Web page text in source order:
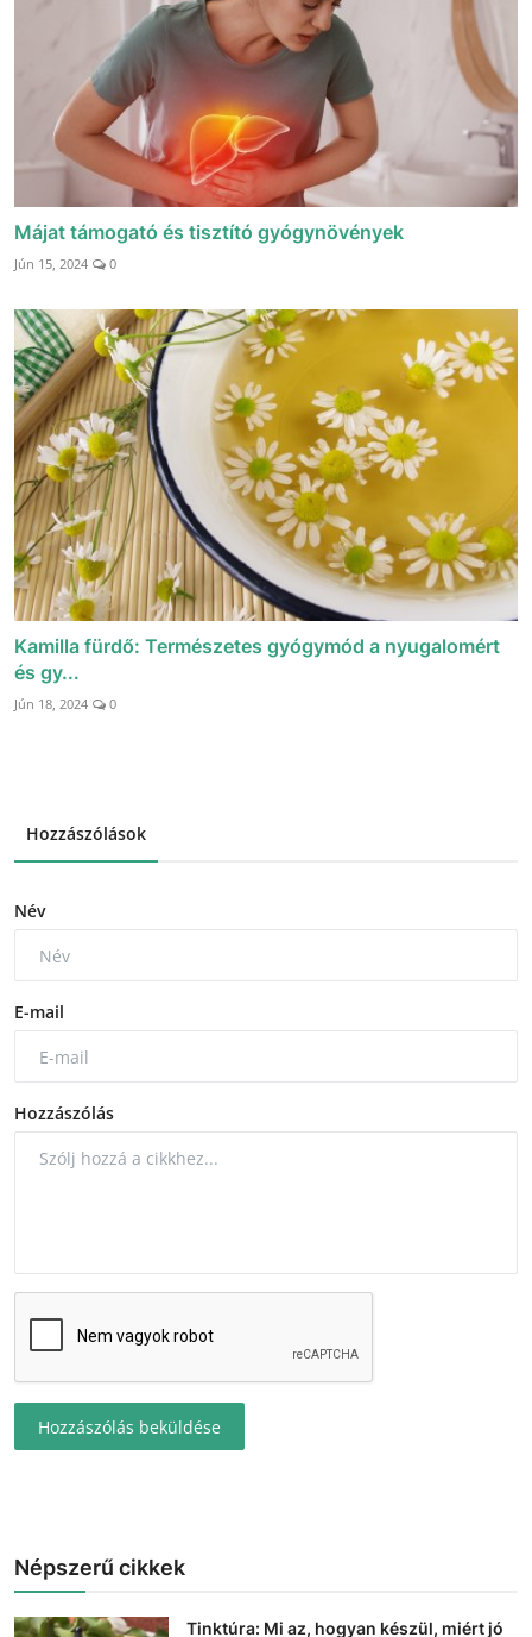
Májat támogató és tisztító gyógynövények
Jún 15, 2024 0
Kamilla fürdő: Természetes gyógymód a nyugalomért
és gy...
Jún 18, 2024 0
Hozzászólások
Név
E-mail
Hozzászólás
Hozzászólás beküldése
Népszerű cikkek
Tinktúra: Mi az, hogyan készül, miért jó